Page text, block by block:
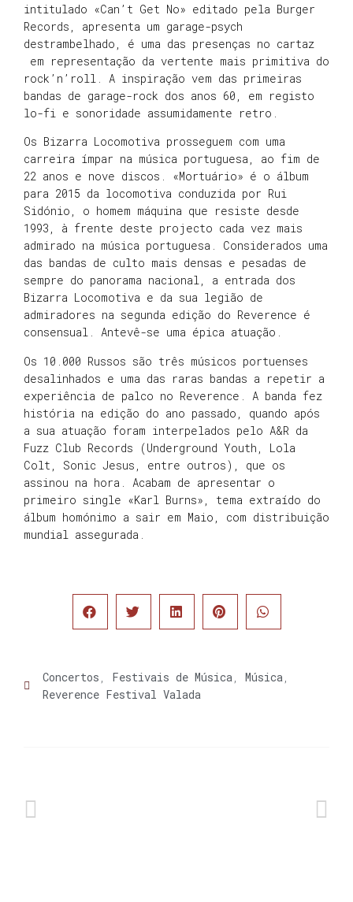
intitulado «Can’t Get No» editado pela Burger
Records, apresenta um garage-psych
destrambelhado, é uma das presenças no cartaz
em representação da vertente mais primitiva do
rock’n’roll. A inspiração vem das primeiras
bandas de garage-rock dos anos 60, em registo
lo-fi e sonoridade assumidamente retro.
Os Bizarra Locomotiva prosseguem com uma
carreira ímpar na música portuguesa, ao fim de
22 anos e nove discos. «Mortuário» é o álbum
para 2015 da locomotiva conduzida por Rui
Sidónio, o homem máquina que resiste desde
1993, à frente deste projecto cada vez mais
admirado na música portuguesa. Considerados uma
das bandas de culto mais densas e pesadas de
sempre do panorama nacional, a entrada dos
Bizarra Locomotiva e da sua legião de
admiradores na segunda edição do Reverence é
consensual. Antevê-se uma épica atuação.
Os 10.000 Russos são três músicos portuenses
desalinhados e uma das raras bandas a repetir a
experiência de palco no Reverence. A banda fez
história na edição do ano passado, quando após
a sua atuação foram interpelados pelo A&R da
Fuzz Club Records (Underground Youth, Lola
Colt, Sonic Jesus, entre outros), que os
assinou na hora. Acabam de apresentar o
primeiro single «Karl Burns», tema extraído do
álbum homónimo a sair em Maio, com distribuição
mundial assegurada.
Concertos , Festivais de Música, Música,
Reverence Festival Valada